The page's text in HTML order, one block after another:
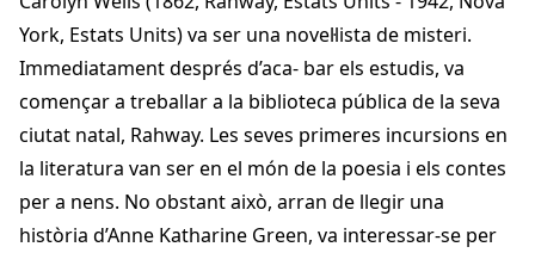
York, Estats Units) va ser una novel·lista de misteri.
Immediatament després d’aca- bar els estudis, va
començar a treballar a la biblioteca pública de la seva
ciutat natal, Rahway. Les seves primeres incursions en
la literatura van ser en el món de la poesia i els contes
per a nens. No obstant això, arran de llegir una
història d’Anne Katharine Green, va interessar-se per